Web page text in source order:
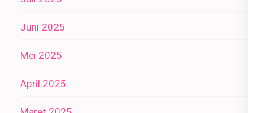
Juni 2025
Mei 2025
April 2025